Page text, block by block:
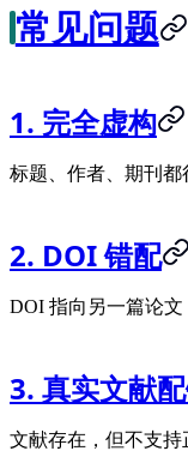
常见问题
1. 完全虚构
标题、作者、期刊都
2. DOI 错配
DOI 指向另一篇论文
3. 真实文献
文献存在，但不支持